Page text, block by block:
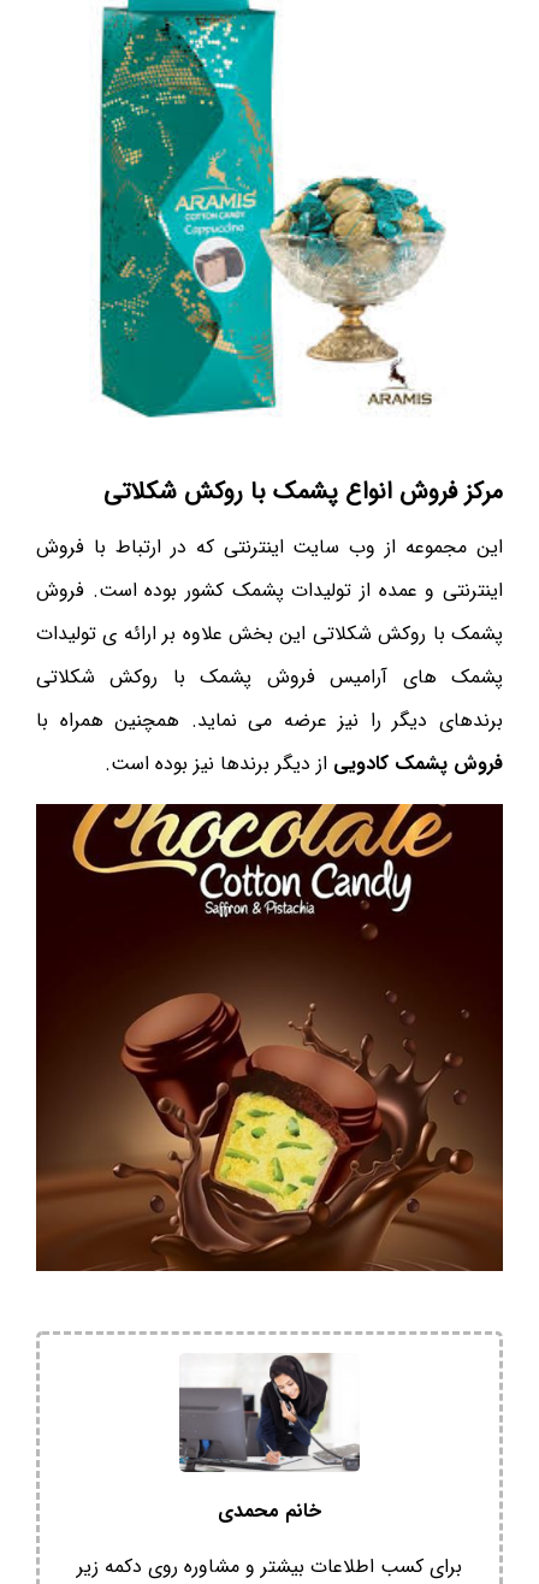
مرکز فروش انواع پشمک با روکش شکلاتی
این مجموعه از وب سایت اینترنتی که در ارتباط با فروش
اینترنتی و عمده از تولیدات پشمک کشور بوده است. فروش
پشمک با روکش شکلاتی این بخش علاوه بر ارائه ی تولیدات
پشمک های آرامیس فروش پشمک با روکش شکلاتی
برندهای دیگر را نیز عرضه می نماید. همچنین همراه با
فروش پشمک کادویی از دیگر برندها نیز بوده است.
خانم محمدی
برای کسب اطلاعات بیشتر و مشاوره روی دکمه زیر